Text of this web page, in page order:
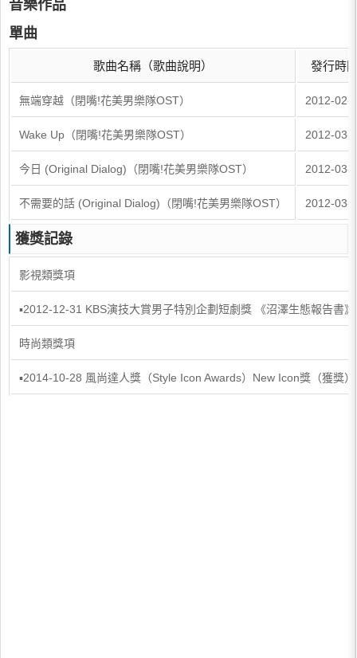
音樂作品
單曲
歌曲名稱（歌曲說明） 發行時
無端穿越（閉嘴!花美男樂隊OST） 2012-02-
Wake Up（閉嘴!花美男樂隊OST） 2012-03-
今日 (Original Dialog)（閉嘴!花美男樂隊OST） 2012-03-
不需要的話 (Original Dialog)（閉嘴!花美男樂隊OST） 2012-03-
獲獎記錄
影視類獎項
▪2012-12-31 KBS演技大賞男子特別企劃短劇獎 《沼澤生態報告書
時尚類獎項
▪2014-10-28 風尚達人獎（Style Icon Awards）New Icon獎（獲獎）